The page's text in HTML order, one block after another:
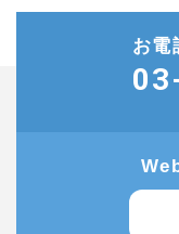
お電